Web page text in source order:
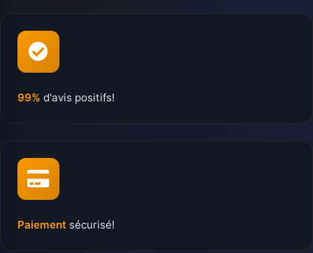
99% d'avis positifs!
Paiement sécurisé!